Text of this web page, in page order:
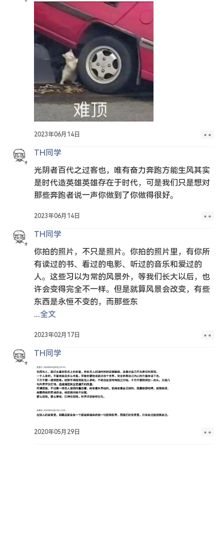
2023年06月14日
TH同学
光阴者百代之过客也，唯有奋力奔跑方能生风其实
是时代造英雄英雄存在于时代，可是我们只是想对
那些奔跑者说一声你做到了你做得很好。
2023年06月14日
TH同学
你拍的照片，不只是照片。你拍的照片里，有你所
有读过的书、看过的电影、听过的音乐和爱过的
人。这些习以为常的风景外，等我们长大以后，也
许会变得完全不一样。但是就算风景会改变，有些
东西是永恒不变的，而那些东
...全文
2023年02月17日
TH同学
2020年05月29日